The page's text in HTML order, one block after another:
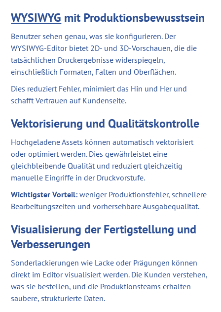
WYSIWYG mit Produktionsbewusstsein
Benutzer sehen genau, was sie konfigurieren. Der
WYSIWYG-Editor bietet 2D- und 3D-Vorschauen, die die
tatsächlichen Druckergebnisse widerspiegeln,
einschließlich Formaten, Falten und Oberflächen.
Dies reduziert Fehler, minimiert das Hin und Her und
schafft Vertrauen auf Kundenseite.
Vektorisierung und Qualitätskontrolle
Hochgeladene Assets können automatisch vektorisiert
oder optimiert werden. Dies gewährleistet eine
gleichbleibende Qualität und reduziert gleichzeitig
manuelle Eingriffe in der Druckvorstufe.
Wichtigster Vorteil: weniger Produktionsfehler, schnellere
Bearbeitungszeiten und vorhersehbare Ausgabequalität.
Visualisierung der Fertigstellung und
Verbesserungen
Sonderlackierungen wie Lacke oder Prägungen können
direkt im Editor visualisiert werden. Die Kunden verstehen,
was sie bestellen, und die Produktionsteams erhalten
saubere, strukturierte Daten.